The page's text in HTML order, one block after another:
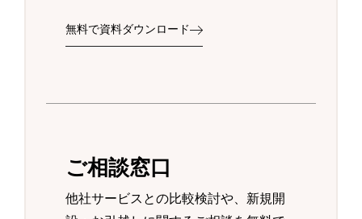
無料で資料ダウンロード
ご相談窓口
他社サービスとの比較検討や、新規開